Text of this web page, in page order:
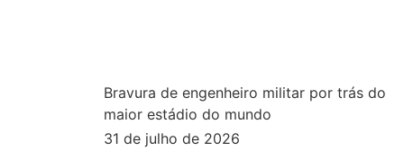
Bravura de engenheiro militar por trás do
maior estádio do mundo
31 de julho de 2026